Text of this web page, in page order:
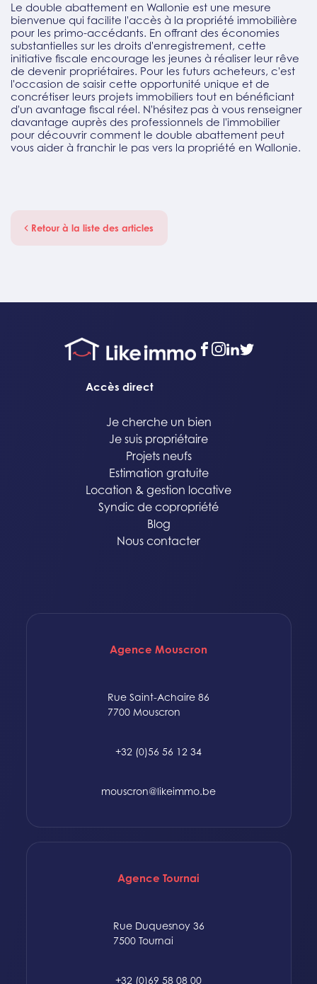
Le double abattement en Wallonie est une mesure
bienvenue qui facilite l'accès à la propriété immobilière
pour les primo-accédants. En offrant des économies
substantielles sur les droits d'enregistrement, cette
initiative fiscale encourage les jeunes à réaliser leur rêve
de devenir propriétaires. Pour les futurs acheteurs, c'est
l'occasion de saisir cette opportunité unique et de
concrétiser leurs projets immobiliers tout en bénéficiant
d'un avantage fiscal réel. N'hésitez pas à vous renseigner
davantage auprès des professionnels de l'immobilier
pour découvrir comment le double abattement peut
vous aider à franchir le pas vers la propriété en Wallonie.
Retour à la liste des articles
facebook
instagram
linkedin
twitter
Accès direct
Je cherche un bien
Je suis propriétaire
Projets neufs
Estimation gratuite
Location & gestion locative
Syndic de copropriété
Blog
Nous contacter
Agence Mouscron
Rue Saint-Achaire 86
7700 Mouscron
+32 (0)56 56 12 34
mouscron@likeimmo.be
Agence Tournai
Rue Duquesnoy 36
7500 Tournai
+32 (0)69 58 08 00